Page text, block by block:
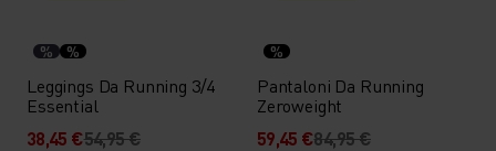
% %
Leggings Da Running 3/4
Essential
38,45 €54,95 €
%
Pantaloni Da Running
Zeroweight
59,45 €84,95 €